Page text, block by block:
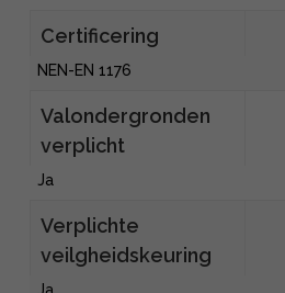
Certificering
NEN-EN 1176
Valondergronden
verplicht
Ja
Verplichte
veilgheidskeuring